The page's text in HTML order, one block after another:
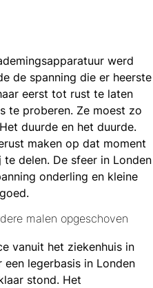
werd
de spanning die er heerste
eerst tot rust te laten
te proberen. Ze moest zo
duurde en het duurde.
maken op dat moment
delen. De sfeer in Londen
onderling en kleine
malen opgeschoven
vanuit het ziekenhuis in
legerbasis in Londen
stond. Het